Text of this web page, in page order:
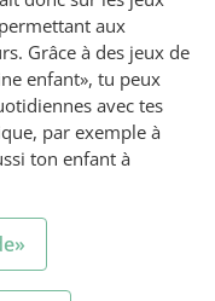
aux
Grâce à des jeux de
enfant», tu peux
avec tes
par exemple à
ton enfant à